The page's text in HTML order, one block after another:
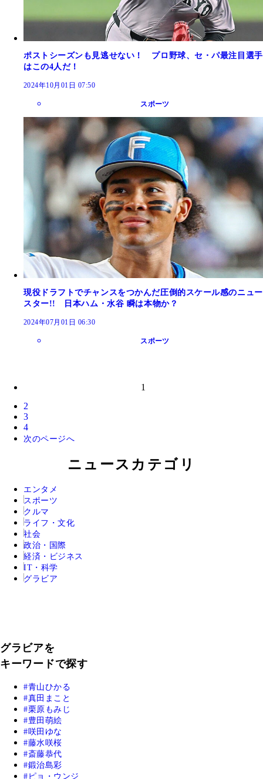
ポストシーズンも見逃せない！ プロ野球、セ・パ最注目選手
はこの4人だ！
2024年10月01日 07:50
スポーツ
現役ドラフトでチャンスをつかんだ圧倒的スケール感のニュー
スター!! 日本ハム・水谷 瞬は本物か？
2024年07月01日 06:30
スポーツ
1
2
3
4
次のページへ
ニュースカテゴリ
エンタメ
スポーツ
クルマ
ライフ・文化
社会
政治・国際
経済・ビジネス
IT・科学
グラビア
グラビアを
キーワードで探す
青山ひかる
真田まこと
栗原もみじ
豊田萌絵
咲田ゆな
藤水咲桜
斎藤恭代
鍛治島彩
ピョ・ウンジ